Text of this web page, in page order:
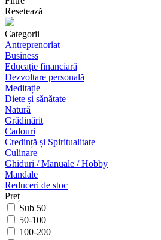
Resetează
Categorii
Antreprenoriat
Business
Educație financiară
Dezvoltare personală
Meditație
Diete și sănătate
Natură
Grădinărit
Cadouri
Credință și Spiritualitate
Culinare
Ghiduri / Manuale / Hobby
Mandale
Reduceri de stoc
Preț
Sub 50
50-100
100-200